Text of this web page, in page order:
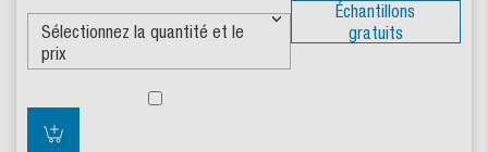
Échantillons
gratuits